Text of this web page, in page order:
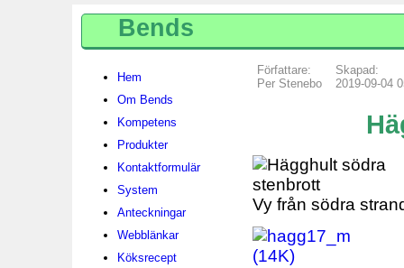
Bends
Hem
Om Bends
Kompetens
Produkter
Kontaktformulär
System
Anteckningar
Webblänkar
Köksrecept
Författare:
Per Stenebo
Skapad:
2019-09-04
Vy från södra